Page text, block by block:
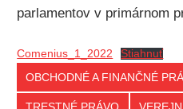
parlamentov v primárnom
Comenius_1_2022 Stiahnuť
OBCHODNÉ A FINANČNÉ